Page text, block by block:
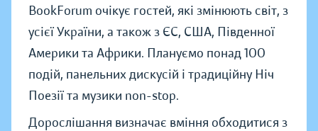
BookForum очікує гостей, які змінюють світ, з
усієї України, а також з ЄС, США, Південної
Америки та Африки. Плануємо понад 100
подій, панельних дискусій і традиційну Ніч
Поезії та музики non-stop.
Дорослішання визначає вміння обходитися з